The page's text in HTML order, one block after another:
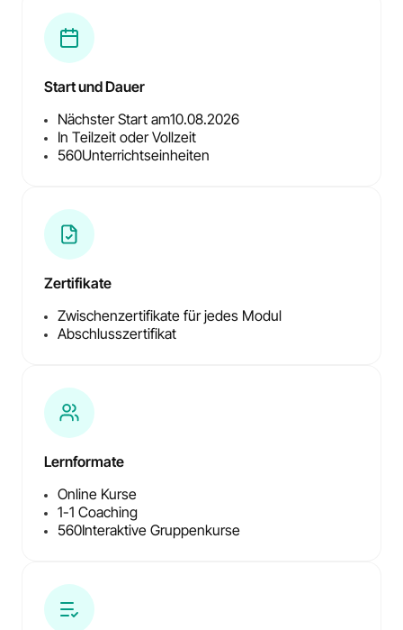
Start und Dauer
Nächster Start am10.08.2026
In Teilzeit oder Vollzeit
560Unterrichtseinheiten
Zertifikate
Zwischenzertifikate für jedes Modul
Abschlusszertifikat
Lernformate
Online Kurse
1-1 Coaching
560Interaktive Gruppenkurse